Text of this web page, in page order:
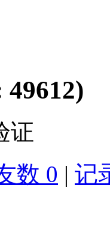
证
数 0 | 记